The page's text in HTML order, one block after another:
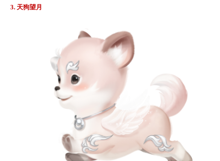
3. 天狗望月